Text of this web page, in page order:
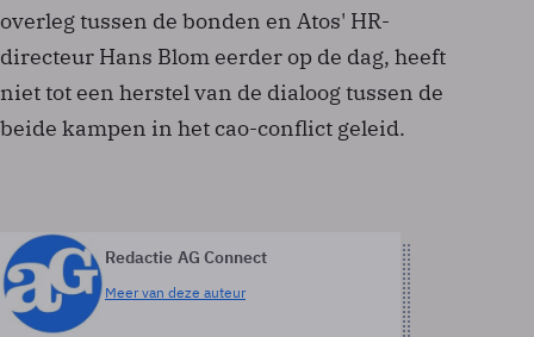
overleg tussen de bonden en Atos' HR-
directeur Hans Blom eerder op de dag, heeft
niet tot een herstel van de dialoog tussen de
beide kampen in het cao-conflict geleid.
Redactie AG Connect
Meer van deze auteur